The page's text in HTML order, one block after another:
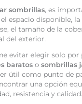
sombrillas, es
espacio disponible,
el tamaño de la
del exterior.
evitar elegir solo por
baratos o sombrillas
útil como punto de
una opción
resistencia y calidad.